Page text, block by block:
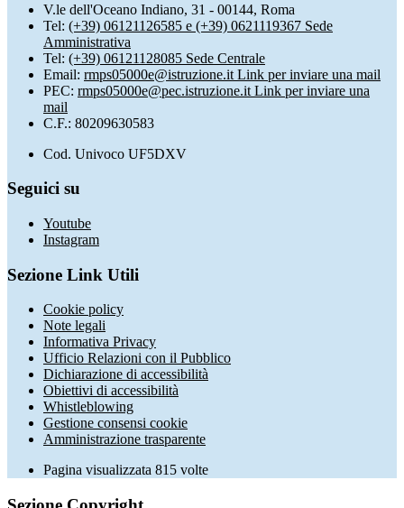
V.le dell'Oceano Indiano, 31 - 00144, Roma
Tel: (+39) 06121126585 e (+39) 0621119367 Sede
Amministrativa
Tel: (+39) 06121128085 Sede Centrale
Email: rmps05000e@istruzione.it Link per inviare una mail
PEC: rmps05000e@pec.istruzione.it Link per inviare una
mail
C.F.: 80209630583
Cod. Univoco UF5DXV
Seguici su
Youtube
Instagram
Sezione Link Utili
Cookie policy
Note legali
Informativa Privacy
Ufficio Relazioni con il Pubblico
Dichiarazione di accessibilità
Obiettivi di accessibilità
Whistleblowing
Gestione consensi cookie
Amministrazione trasparente
Pagina visualizzata 815 volte